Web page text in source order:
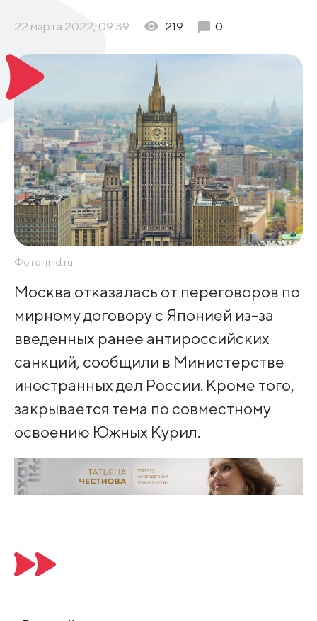
22 марта 2022, 09:39 219 0
Фото: mid.ru
Москва отказалась от переговоров по
мирному договору с Японией из-за
введенных ранее антироссийских
санкций, сообщили в Министерстве
иностранных дел России. Кроме того,
закрывается тема по совместному
освоению Южных Курил.